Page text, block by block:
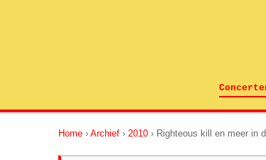
Home › Archief › 2010 › Righteous kill en meer in